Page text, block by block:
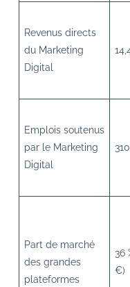
Revenus directs
du Marketing
Digital
Emplois soutenus
par le Marketing
Digital
Part de marché
des grandes
plateformes
36
€)